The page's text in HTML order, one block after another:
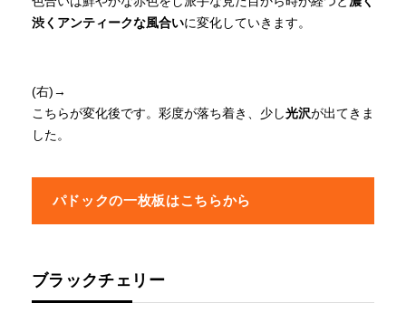
渋くアンティークな風合いに変化していきます。
(右)→
こちらが変化後です。彩度が落ち着き、少し光沢が出てきま
した。
パドックの一枚板はこちらから
ブラックチェリー